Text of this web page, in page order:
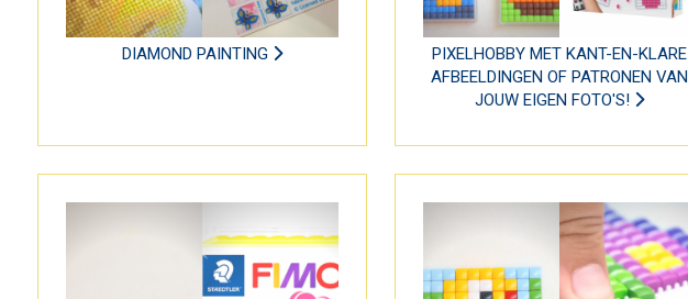
DIAMOND PAINTING
PIXELHOBBY MET KANT-EN-KLARE
AFBEELDINGEN OF PATRONEN VAN
JOUW EIGEN FOTO'S!